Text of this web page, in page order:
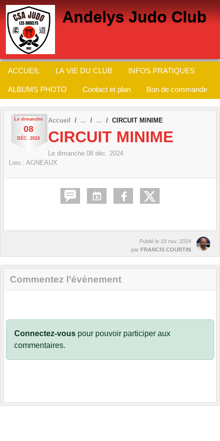
Andelys Judo Club
ACCUEIL LA VIE DU CLUB INFOS PRATIQUES
ALBUMS PHOTO Contact et plan Bon de commande
Le dimanche
08
DÉC. 2024
Accueil CIRCUIT MINIME
CIRCUIT MINIME
Le dimanche 08 déc.
2024
Lieu : AGNEAUX
Publié le 19 nov. 2024
par FRANCIS COURTIN
Commentez l’évènement
Connectez-vous pour pouvoir participer aux
commentaires.
Panneau de gestion des cookies